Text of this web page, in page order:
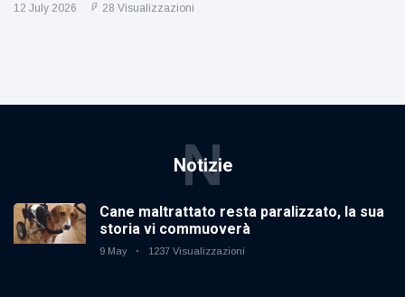
12 July 2026 28 Visualizzazioni
Notizie
N
Cane maltrattato resta paralizzato, la sua
storia vi commuoverà
9 May 1237 Visualizzazioni